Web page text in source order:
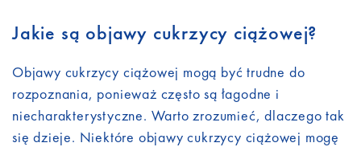
Jakie są objawy cukrzycy ciążowej?
Objawy cukrzycy ciążowej mogą być trudne do
rozpoznania, ponieważ często są łagodne i
niecharakterystyczne. Warto zrozumieć, dlaczego tak
się dzieje. Niektóre objawy cukrzycy ciążowej mogę